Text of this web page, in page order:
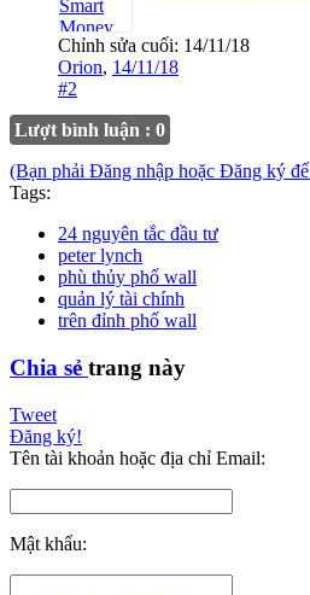
Chỉnh sửa cuối: 14/11/18
Orion, 14/11/18
#2
Lượt bình luận : 0
(Bạn phải Đăng nhập hoặc Đăng ký
Tags:
24 nguyên tắc đầu tư
peter lynch
phù thủy phố wall
quản lý tài chính
trên đỉnh phố wall
Chia sẻ trang này
Tweet
Đăng ký!
Tên tài khoản hoặc địa chỉ Email:
Mật khẩu: